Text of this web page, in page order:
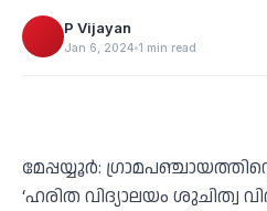
P Vijayan
Jan 6, 2024 1 min read
മേപ്പയ്യൂർ:
‘ഹരിത വിദ്യാലയം ശുചിത്വ